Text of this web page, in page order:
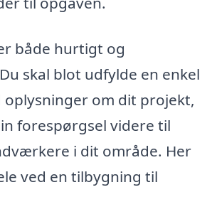
både hurtigt og
skal blot udfylde en enkel
om dit projekt,
forespørgsel videre til
i dit område. Her
ved en tilbygning til